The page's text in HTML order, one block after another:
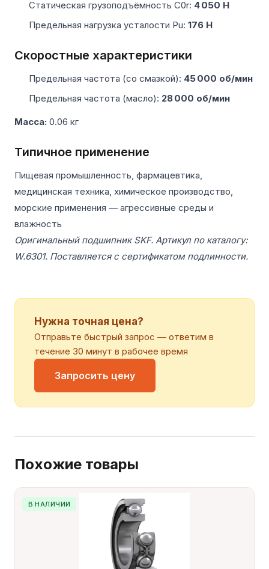
Статическая грузоподъёмность C0r: 4 050 Н
Предельная нагрузка усталости Pu: 176 Н
Скоростные характеристики
Предельная частота (со смазкой): 45 000 об/мин
Предельная частота (масло): 28 000 об/мин
Масса: 0.06 кг
Типичное применение
Пищевая промышленность, фармацевтика,
медицинская техника, химическое производство,
морские применения — агрессивные среды и
влажность
Оригинальный подшипник SKF. Артикул по каталогу:
W.6301. Поставляется с сертификатом подлинности.
Нужна точная цена?
Отправьте быстрый запрос — ответим в
течение 30 минут в рабочее время
Запросить цену
Похожие товары
В НАЛИЧИИ